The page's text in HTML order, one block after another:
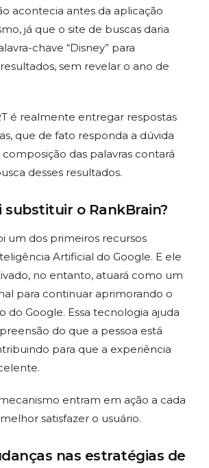
acontecia antes da aplicação
já que o site de buscas daria
chave “Disney” para
sem revelar o ano de
é realmente entregar respostas
que de fato responda a dúvida
composição das palavras contará
desses resultados.
substituir o RankBrain?
um dos primeiros recursos
Artificial do Google. E ele
no entanto, atuará como um
para continuar aprimorando o
do Google. Essa tecnologia ajuda
do que a pessoa está
para que a experiência
entram em ação a cada
satisfazer o usuário.
nas estratégias de